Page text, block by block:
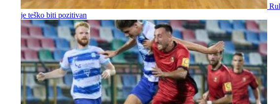
je teško biti pozitivan